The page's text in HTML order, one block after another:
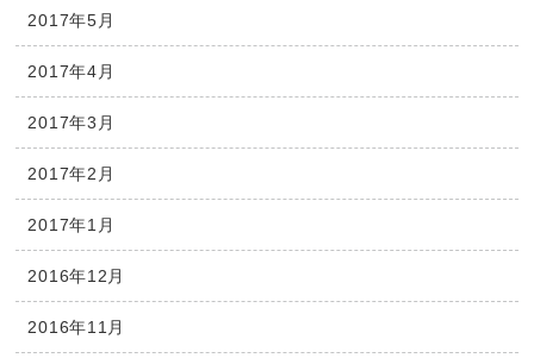
2017年5月
2017年4月
2017年3月
2017年2月
2017年1月
2016年12月
2016年11月